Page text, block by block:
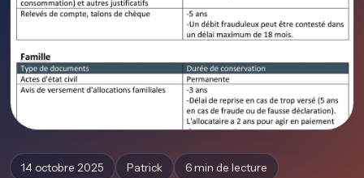
14 octobre 2025 Patrick 6 min de lecture